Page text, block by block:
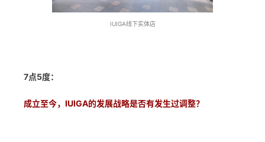
IUIGA线下实体店
7点5度：
成立至今，IUIGA的发展战略是否有发生过调整？